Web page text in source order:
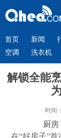
首页 新闻
空调
洗衣机
解锁全能
时间
厨房
在“好房子”首